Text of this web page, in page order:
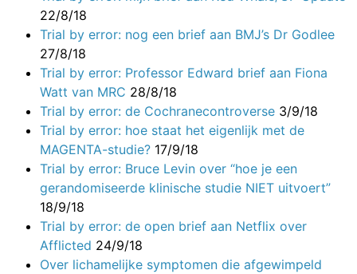
22/8/18
Trial by error: nog een brief aan BMJ’s Dr Godlee
27/8/18
Trial by error: Professor Edward brief aan Fiona
Watt van MRC 28/8/18
Trial by error: de Cochranecontroverse 3/9/18
Trial by error: hoe staat het eigenlijk met de
MAGENTA-studie? 17/9/18
Trial by error: Bruce Levin over “hoe je een
gerandomiseerde klinische studie NIET uitvoert”
18/9/18
Trial by error: de open brief aan Netflix over
Afflicted 24/9/18
Over lichamelijke symptomen die afgewimpeld